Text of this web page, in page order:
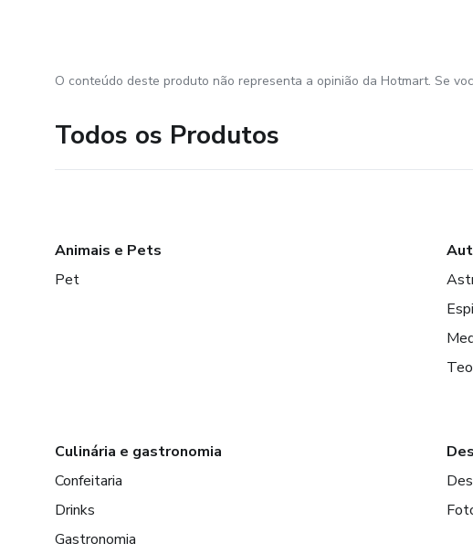
O conteúdo deste produto não representa a opinião da Hotmart. Se
Todos os Produtos
Animais e Pets
Pet
Culinária e gastronomia
Confeitaria
Drinks
Gastronomia